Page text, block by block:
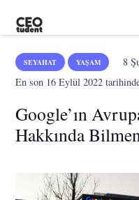
SEYAHAT YAŞAM 8
En son 16 Eylül 2022
Google’ın
Hakkında